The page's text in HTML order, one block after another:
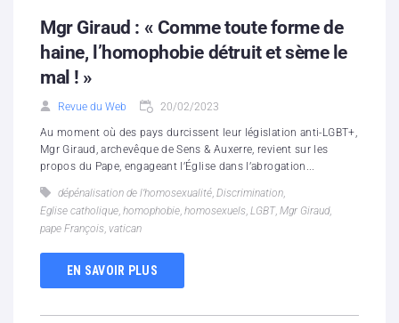
Mgr Giraud : « Comme toute forme de
haine, l’homophobie détruit et sème le
mal ! »
Revue du Web 20/02/2023
Au moment où des pays durcissent leur législation anti-LGBT+,
Mgr Giraud, archevêque de Sens & Auxerre, revient sur les
propos du Pape, engageant l’Église dans l’abrogation...
dépénalisation de l’homosexualité, Discrimination,
Eglise catholique, homophobie, homosexuels, LGBT, Mgr Giraud,
pape François, vatican
EN SAVOIR PLUS